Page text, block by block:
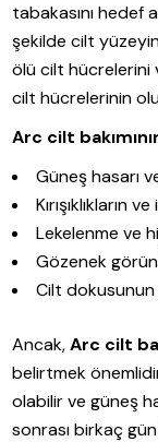
tabakasını hedef
şekilde cilt
ölü cilt hücrelerini
cilt hücrelerinin
Arc cilt
Güneş hasarı
Kırışıklıkların
Lekelenme ve
Gözenek
Cilt
Ancak,Arc cilt
belirtmek
olabilir ve güneş
sonrası birkaç